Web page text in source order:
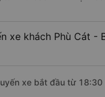
xe khách Phù Cát
xe bắt đầu từ